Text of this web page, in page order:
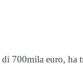
700mila euro, ha